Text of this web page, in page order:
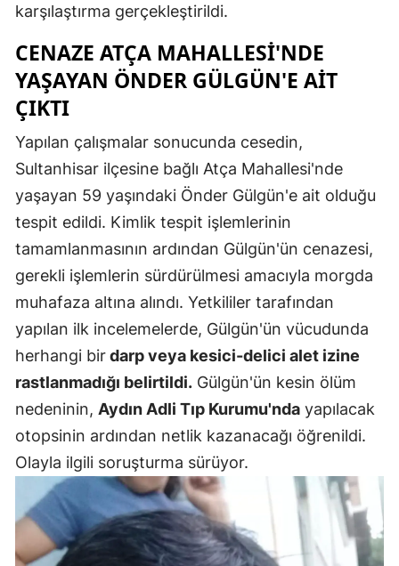
Mersin
Kars
Kastamonu
Kayseri
Kırklareli
Kırşehir
Kocaeli
Konya
Kütahya
karşılaştırma gerçekleştirildi.
CENAZE ATÇA MAHALLESI'NDE
YAŞAYAN ÖNDER GÜLGÜN'E AIT
ÇIKTI
Yapılan çalışmalar sonucunda cesedin,
Sultanhisar ilçesine bağlı Atça Mahallesi'nde
yaşayan 59 yaşındaki Önder Gülgün'e ait olduğu
tespit edildi. Kimlik tespit işlemlerinin
tamamlanmasının ardından Gülgün'ün cenazesi,
gerekli işlemlerin sürdürülmesi amacıyla morgda
muhafaza altına alındı. Yetkililer tarafından
yapılan ilk incelemelerde, Gülgün'ün vücudunda
herhangi birdarp veya kesici-delici alet izine
rastlanmadığı belirtildi. Gülgün'ün kesin ölüm
nedeninin, Aydın Adli Tıp Kurumu'nda yapılacak
otopsinin ardından netlik kazanacağı öğrenildi.
Olayla ilgili soruşturma sürüyor.